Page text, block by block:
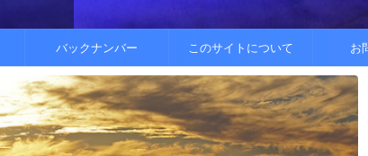
バックナンバー このサイトについて お